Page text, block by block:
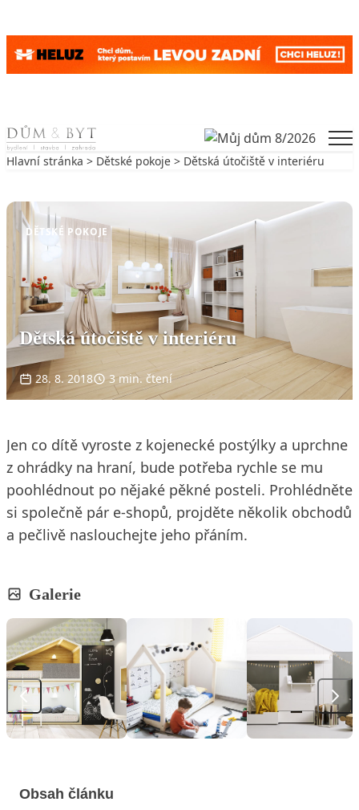
Skip to content
Hlavní stránka > Dětské pokoje > Dětská útočiště v interiéru
DĚTSKÉ POKOJE
Dětská útočiště v interiéru
28. 8. 2018 3 min. čtení
Jen co dítě vyroste z kojenecké postýlky a uprchne
z ohrádky na hraní, bude potřeba rychle se mu
poohlédnout po nějaké pěkné posteli. Prohlédněte
si společně pár e-shopů, projděte několik obchodů
a pečlivě naslouchejte jeho přáním.
Galerie
Obsah článku